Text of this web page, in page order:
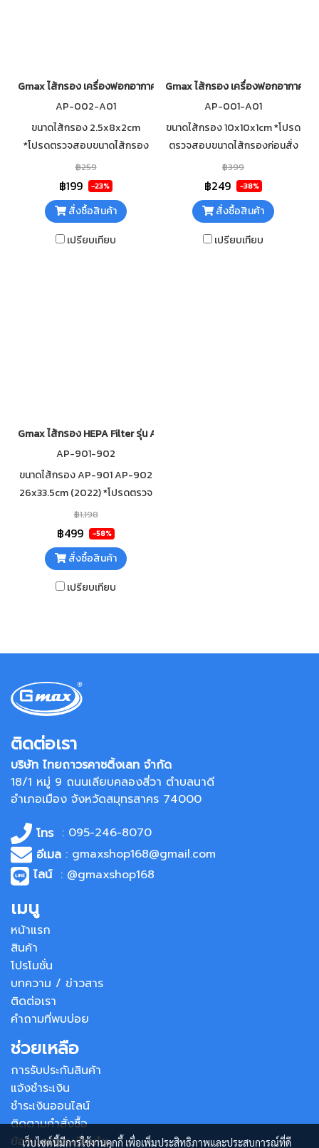
Gmax ไส้กรอง เครื่องฟอกอากาศในรถยนต์ HEPA Filter รุ่น AP-002
AP-002-A01
ขนาดไส้กรอง 2.5x8x2cm
*โปรดตรวจสอบขนาดไส้กรอง
ก่อนสั่งซื้อ* ไส้กรองเครื่องฟอก
HEPA สามารถกรองอากาศได้
360 องศา ถึง 3 ชั้น
฿259
฿199 -23%
สั่งซื้อสินค้า
เปรียบเทียบ
Gmax ไส้กรอง เครื่องฟอกอากาศใ
AP-001-A01
ขนาดไส้กรอง 10x10x1cm *โปรด
ตรวจสอบขนาดไส้กรองก่อนสั่ง
ซื้อ* ไส้กรองเครื่องฟอก HEPA
สามารถกรองอากาศได้ 360
องศา ถึง 3 ชั้น
฿399
฿249 -38%
สั่งซื้อสินค้า
เปรียบเทียบ
Gmax ไส้กรอง HEPA Filter รุ่น AP-901 AP-902 (ปี2022)
AP-901-902
ขนาดไส้กรอง AP-901 AP-902
26x33.5cm (2022) *โปรดตรวจ
สอบขนาดไส้กรองก่อนสั่งซื้อ* ไส้
กรอง HEPA สามารถกรองอากาศ
ได้ 360 องศา ถึง 3 ชั้น
฿1,198
฿499 -58%
สั่งซื้อสินค้า
เปรียบเทียบ
ติดต่อเรา
บริษัท ไทยถาวรคาซติ้งเลท จำกัด
18/1 หมู่ 9 ถนนเลียบคลองสี่วา ตำบลนาดี
อำเภอเมือง จังหวัดสมุทรสาคร 74000
โทร : 095-246-8070
อีเมล : gmaxshop168@gmail.com
ไลน์: @gmaxshop168
เมนู
หน้าแรก
สินค้า
โปรโมชั่น
บทความ / ข่าวสาร
ติดต่อเรา
คำถามที่พบบ่อย
ช่วยเหลือ
การรับประกันสินค้า
แจ้งชำระเงิน
ชำระเงินออนไลน์
ติดตามคำสั่งซื้อ
ข้อตกลงและเงื่อนไข
เว็บไซต์นี้มีการใช้งานคุกกี้ เพื่อเพิ่มประสิทธิภาพและประสบการณ์ที่ดี